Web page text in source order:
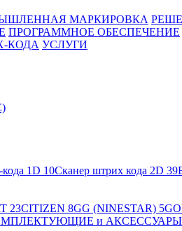
МАРКИРОВКА
ПРОГРАММНОЕ ОБЕСПЕЧЕНИЕ
КОДА УСЛУГИ
1D 10Сканер штрих кода 2D 39
23CITIZEN 8GG (NINESTAR) 5
и АКСЕССУАРЫ